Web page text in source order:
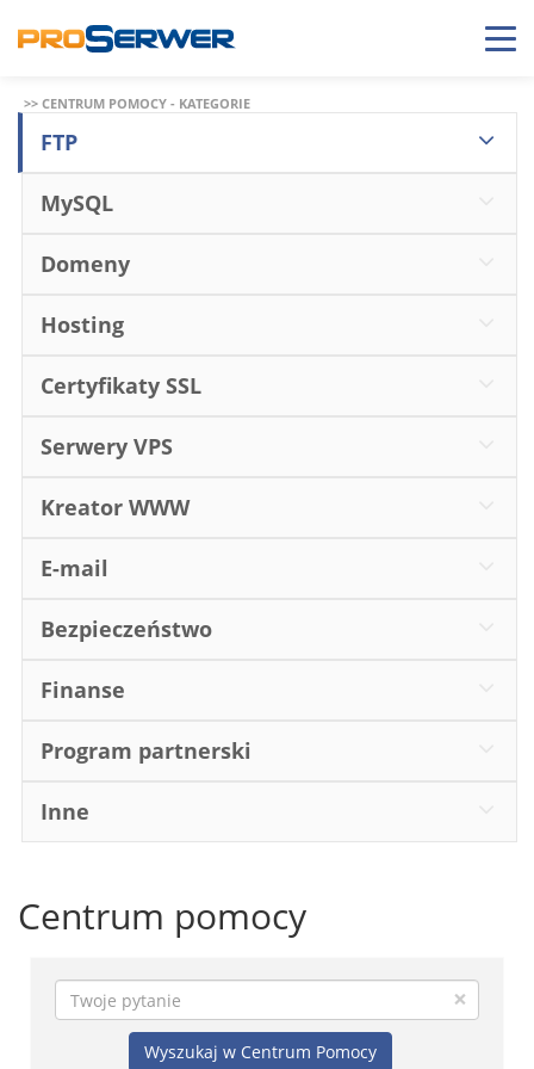
>> CENTRUM POMOCY - KATEGORIE
FTP
MySQL
Domeny
Hosting
Certyfikaty SSL
Serwery VPS
Kreator WWW
E-mail
Bezpieczeństwo
Finanse
Program partnerski
Inne
Centrum pomocy
×